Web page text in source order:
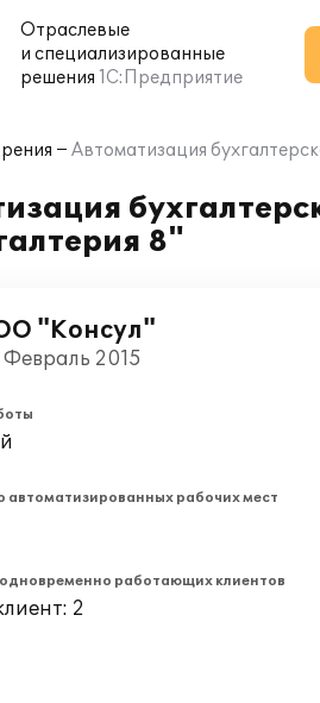
Отраслевые
и специализированные
решения 1С:Предприятие
Автоматизация
8"
"Консул"
2015
автоматизированных рабочих мест
одновременно работающих клиентов
2